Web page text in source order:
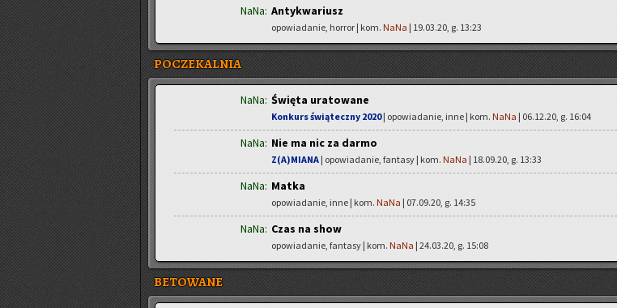
NaNa: Antykwariusz
opowiadanie, horror | kom. NaNa | 19.03.20, g. 13:23
POCZEKALNIA
NaNa: Święta uratowane
Konkurs świąteczny 2020| opowiadanie, inne | kom. NaNa | 06.12.20, g. 16:04
NaNa: Nie ma nic za darmo
Z(A)MIANA | opowiadanie, fantasy | kom. NaNa | 18.09.20, g. 13:33
NaNa: Matka
opowiadanie, inne | kom. NaNa | 07.09.20, g. 14:35
NaNa: Czas na show
opowiadanie, fantasy | kom. NaNa | 24.03.20, g. 15:08
BETOWANE